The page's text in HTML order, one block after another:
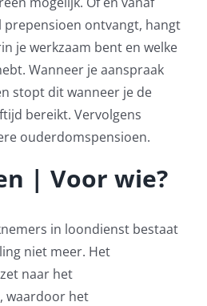
prepensioen ontvangt, hangt
je werkzaam bent en welke
Wanneer je aanspraak
stopt dit wanneer je de
bereikt. Vervolgens
ouderdomspensioen.
| Voor wie?
in loondienst bestaat
niet meer. Het
naar het
waardoor het